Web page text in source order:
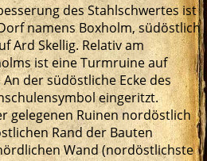
des Stahlschwertes ist
namens Boxholm, südöstlich
Ard Skellig. Relativ am
ist eine Turmruine auf
der südöstliche Ecke des
eingeritzt.
gelegenen Ruinen nordöstlich
Rand der Bauten
Wand (nordöstlichste